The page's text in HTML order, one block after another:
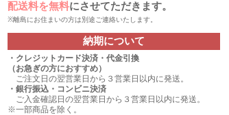
配送料を無料にさせてただきます。
※離島にお住まいの方は別途ご連絡いたします。
納期について
・ クレジットカード決済 ・代金引換
（お急ぎの方におすすめ）
ご注文日の翌営業日から３営業日以内に発送。
・銀行振込・コンビニ決済
ご入金確認日の翌営業日から３営業日以内に発送。
※一部商品を除く。